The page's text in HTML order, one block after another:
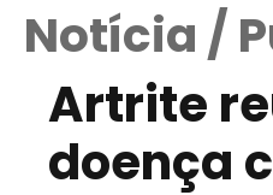
Notícia /
Artrite
doença